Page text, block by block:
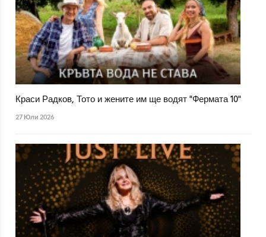
Краси Радков, Тото и жените им ще водят "Фермата 10"
27 Юли 2026